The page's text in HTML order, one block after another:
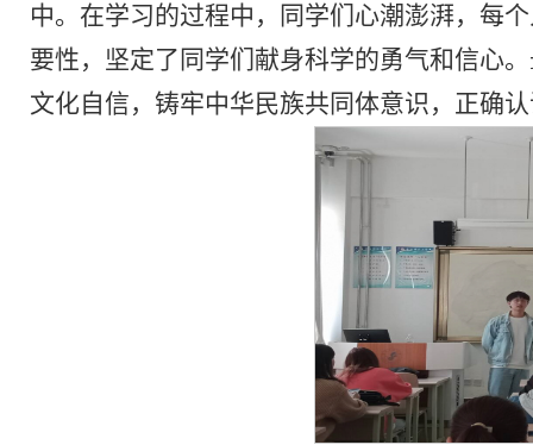
中。在学习的过程中，同学们心潮澎湃，每
要性，坚定了同学们献身科学的勇气和信心
文化自信，铸牢中华民族共同体意识，正确